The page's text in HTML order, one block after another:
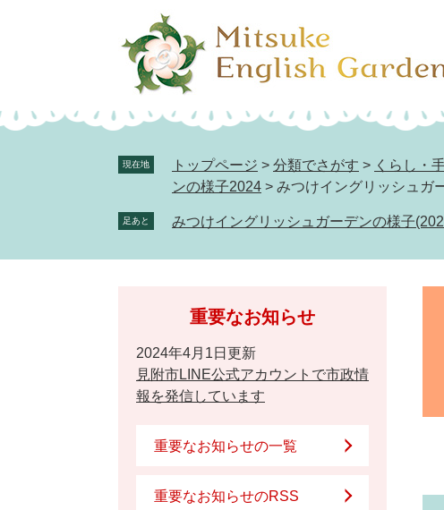
先
頭
を
飛
現在地 トップページ > 分類でさがす > くらし・
ンの様子2024 > みつけイングリッシュガ
足あと みつけイングリッシュガーデンの様子
重要なお知らせ
2024年4月1日更新
見附市LINE公式アカウントで市政情
報を発信しています
重要なお知らせの一覧
重要なお知らせのRSS